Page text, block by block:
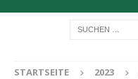
STARTSEITE 2023